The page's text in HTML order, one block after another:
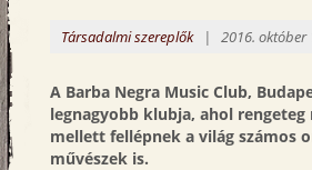
Társadalmi szereplők| 2016. október
A Barba Negra Music Club,
legnagyobb klubja, ahol rengeteg
mellett fellépnek a világ számos
művészek is.